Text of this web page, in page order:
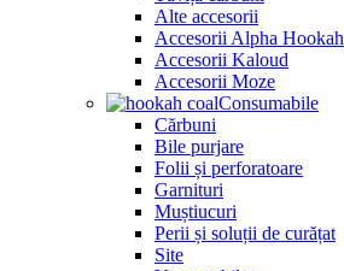
Alte accesorii
Accesorii Alpha Hookah
Accesorii Kaloud
Accesorii Moze
Consumabile
Cărbuni
Bile purjare
Folii și perforatoare
Garnituri
Muștiucuri
Perii și soluții de curățat
Site